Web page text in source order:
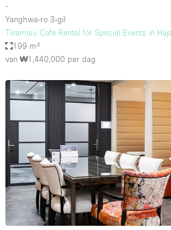
∙
Yanghwa-ro 3-gil
Tiramisu Cafe Rental for Special Events in
199 m²
van ₩1,440,000 per dag